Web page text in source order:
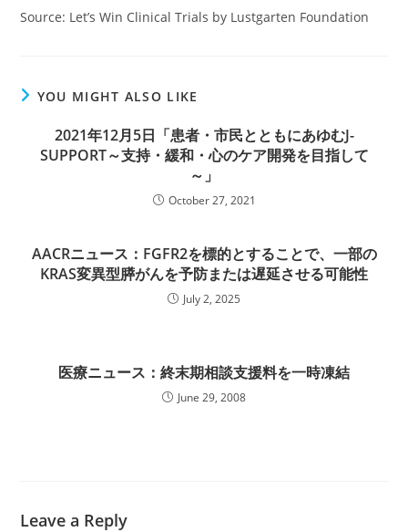
Source: Let’s Win Clinical Trials by Lustgarten Foundation
YOU MIGHT ALSO LIKE
2021年12月5日「患者・市民とともにあゆむJ-
SUPPORT～支持・緩和・心のケア開発を目指して
～」
October 27, 2021
AACRニュース：FGFR2を標的とすることで、一部の
KRAS変異型膵がんを予防または遅延させる可能性
July 2, 2025
医療ニュース：終末期相談支援料を一時凍結
June 29, 2008
Leave a Reply